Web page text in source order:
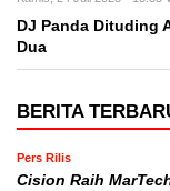
DJ Panda Dituding
Dua
BERITA
Pers Rilis
Cision Raih